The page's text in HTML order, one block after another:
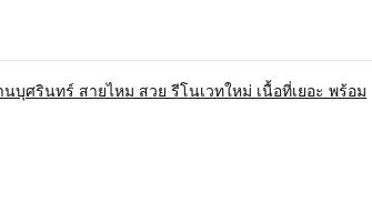
ฟสุดโรแมนติก ทัวร์เวียดนามสุสานโฮจิมินห์,ทัวร์
เทศกาลโคมไฟสุดโรแมนติก ทัวร์เวียดนาม-อ่าวฮาลอง–
มรดกโลก,ทัวร์เวียดนามทะเลสาบคืนดาบ ทัวร์
าคาถูก วันหยุดยาว ทัวร์เวียดนาม-ซาปา-หลังคาอินโด
เวียดนาม-ชมเทศกาลโคมไฟสุดโรแมนติก, ทัวร์